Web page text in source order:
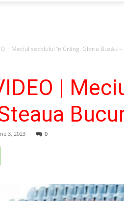
| Meciul secolului în Crâng. Gloria Buzău –
|
3, 2023 0